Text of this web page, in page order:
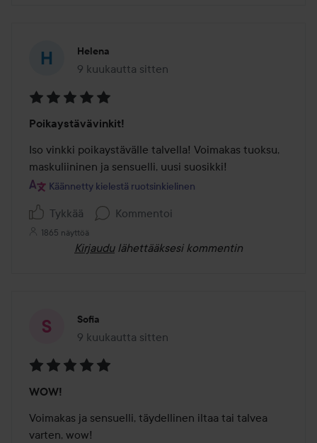
Helena
9 kuukautta sitten
Viesti luotiin 9 kuukautta sitten
5
/
5
Poikaystävävinkit!
Iso vinkki poikaystävälle talvella! Voimakas tuoksu,
maskuliininen ja sensuelli, uusi suosikki!
Käännetty kielestä ruotsinkielinen
Tykkää Kommentoi
1865 näyttöä
Kirjaudu lähettääksesi kommentin
Sofia
9 kuukautta sitten
Viesti luotiin 9 kuukautta sitten
5
/
5
WOW!
Voimakas ja sensuelli, täydellinen iltaa tai talvea
varten, wow!